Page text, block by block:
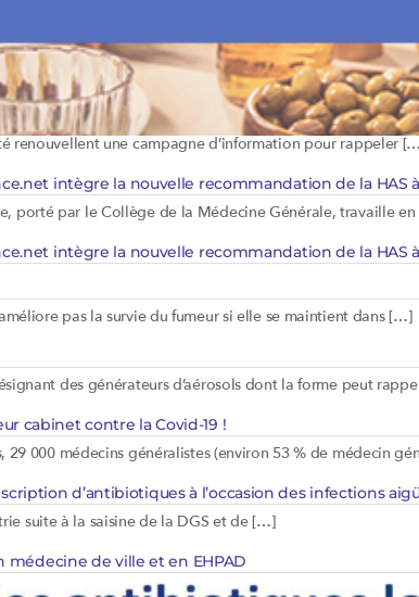
renouvellent une campagne d’information pour rappeler
intègre la nouvelle recommandation de la
porté par le Collège de la Médecine Générale, travaille
intègre la nouvelle recommandation de la
pas la survie du fumeur si elle se maintient dans […]
des générateurs d’aérosols dont la forme peut
cabinet contre la Covid-19 !
000 médecins généralistes (environ 53 % de médecin
d’antibiotiques à l’occasion des infections
suite à la saisine de la DGS et de […]
de ville et en EHPAD